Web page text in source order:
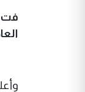
فت